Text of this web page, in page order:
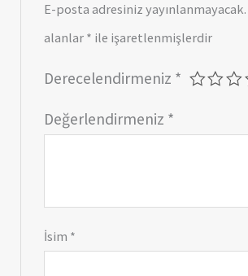
E-posta adresiniz yayınlanmayacak.
alanlar * ile işaretlenmişlerdir
Derecelendirmeniz *
Değerlendirmeniz *
İsim *